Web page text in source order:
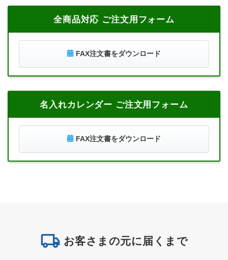
全商品対応 ご注文用フォーム
FAX注文書をダウンロード
名入れカレンダー ご注文用フォーム
FAX注文書をダウンロード
お客さまの元に届くまで